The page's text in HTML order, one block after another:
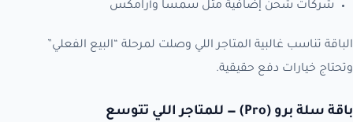
شركات شحن إضافية مثل سمسا وأرامكس
الباقة تناسب غالبية المتاجر اللي وصلت لمرحلة “البيع الفعلي”
وتحتاج خيارات دفع حقيقية.
باقة سلة برو (Pro) — للمتاجر اللي تتوسع